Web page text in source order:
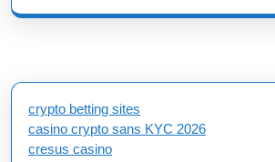
crypto betting sites
casino crypto sans KYC 2026
cresus casino